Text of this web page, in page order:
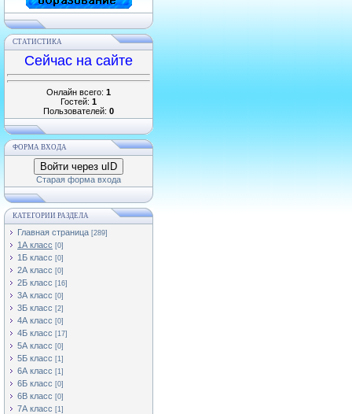
СТАТИСТИКА
Сейчас на сайте
Онлайн всего: 1
Гостей: 1
Пользователей: 0
ФОРМА ВХОДА
Войти через uID
Старая форма входа
КАТЕГОРИИ РАЗДЕЛА
Главная страница [289]
1А класс [0]
1Б класс [0]
2А класс [0]
2Б класс [16]
3А класс [0]
3Б класс [2]
4А класс [0]
4Б класс [17]
5А класс [0]
5Б класс [1]
6А класс [1]
6Б класс [0]
6В класс [0]
7А класс [1]